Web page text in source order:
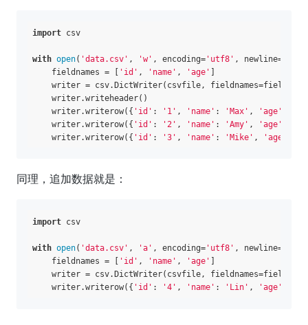
import csv
with open( 'data.csv' , 'w' , encoding='utf8' , newline=
fieldnames = [ 'id' , 'name' , 'age' ]
writer = csv.DictWriter(csvfile,
writer.writeheader()
writer.writerow({ 'id' : '1' , 'name' : 'Max' , 'age'
writer.writerow({ 'id' : '2' , 'name' : 'Amy' , 'age'
writer.writerow({ 'id' : '3' , 'name' : 'Mike' , 'age'
同理，追加数据就是：
import csv
with open( 'data.csv' , 'a' , encoding='utf8' , newline=
fieldnames = [
'id' , 'name' , 'age'
writer = csv.DictWriter(csvfile,
writer.writerow({ 'id' : '4' , 'name' : 'Lin' , 'age'